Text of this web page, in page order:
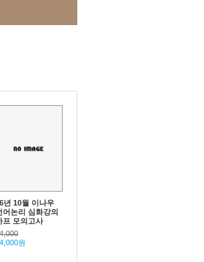
년 10월 이나우
어논리 심화강의
프 모의고사
원